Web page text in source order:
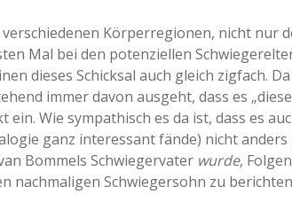
Körperregionen, nicht nur
Mal bei den potenziellen
dieses Schicksal auch gleich zigfach.
immer davon ausgeht, dass es
Wie sympathisch es da ist, dass es
ganz interessant fände) nicht
Bommels Schwiegervater wurde,
nachmaligen Schwiegersohn zu